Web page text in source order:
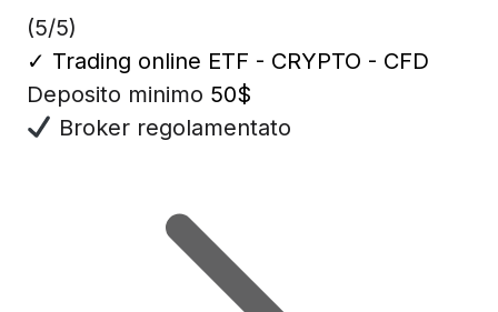
(5/5)
✓ Trading online ETF - CRYPTO - CFD
Deposito minimo 50$
Broker regolamentato